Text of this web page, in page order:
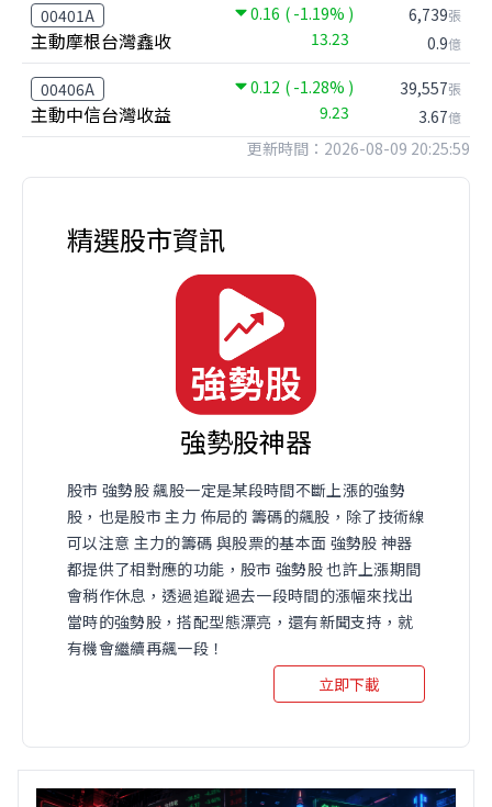
00401A 0.16 ( -1.19% )
主動摩根台灣鑫收 13.23
6,739張
0.9億
00406A 0.12 ( -1.28% )
主動中信台灣收益 9.23
39,557張
3.67億
更新時間：2026-08-09 20:25:59
精選股市資訊
強勢股神器
股市 強勢股 飆股一定是某段時間不斷上漲的強勢
股，也是股市 主力 佈局的 籌碼的飆股，除了技術線
可以注意 主力的籌碼 與股票的基本面 強勢股 神器
都提供了相對應的功能，股市 強勢股 也許上漲期間
會稍作休息，透過追蹤過去一段時間的漲幅來找出
當時的強勢股，搭配型態漂亮，還有新聞支持，就
有機會繼續再飆一段！
立即下載